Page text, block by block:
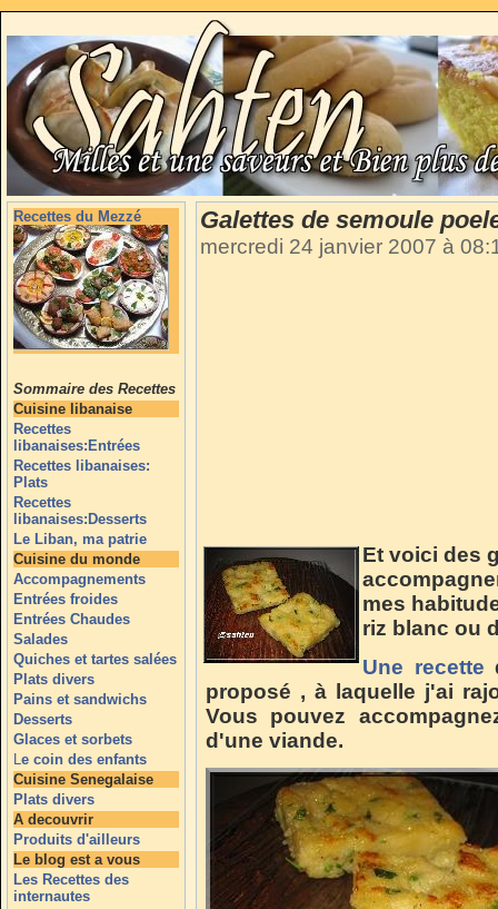
Recettes du Mezzé
Sommaire des Recettes
Cuisine libanaise
Recettes
libanaises:Entrées
Recettes libanaises:
Plats
Recettes
libanaises:Desserts
Le Liban, ma patrie
Cuisine du monde
Accompagnements
Entrées froides
Entrées Chaudes
Salades
Quiches et tartes salées
Plats divers
Pains et sandwichs
Desserts
Glaces et sorbets
Le coin des enfants
Cuisine Senegalaise
Plats divers
A decouvrir
Produits d'ailleurs
Le blog est a vous
Les Recettes des
internautes
Galettes de semoule
mercredi 24 janvier 2007 à
Et voici des
mes
riz blanc ou
Une recette
proposé , à laquelle j'ai
Vous pouvez
d'une viande.